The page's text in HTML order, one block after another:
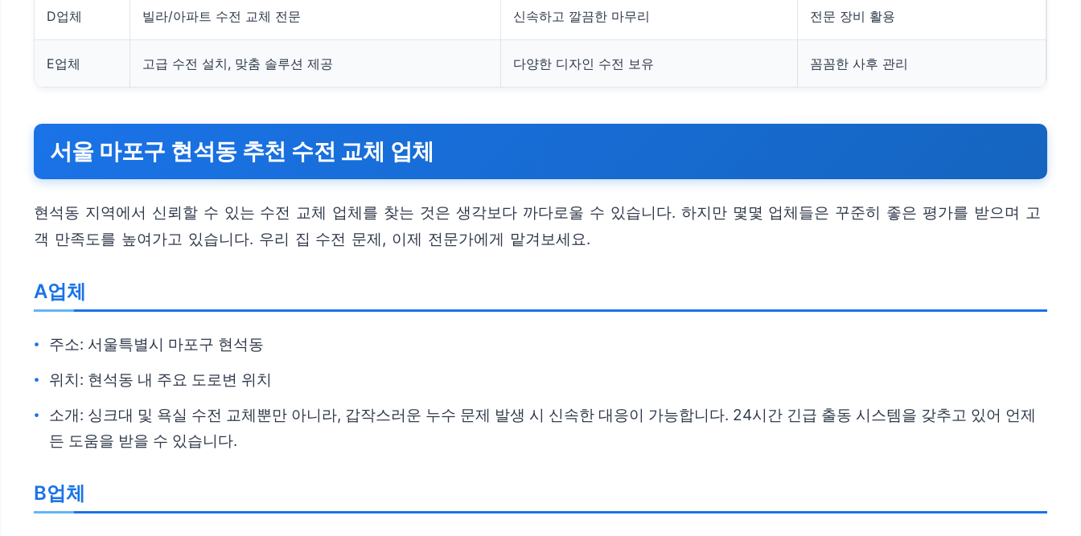
D업체 빌라/아파트 수전 교체 전문 신속하고 깔끔한 마무리 전문 장비 활용
E업체 고급 수전 설치, 맞춤 솔루션 제공 다양한 디자인 수전 보유 꼼꼼한 사후 관리
서울 마포구 현석동 추천 수전 교체 업체
현석동 지역에서 신뢰할 수 있는 수전 교체 업체를 찾는 것은 생각보다 까다로울 수 있습니다. 하지만 몇몇 업체들은 꾸준히 좋은 평가를 받으며 고
객 만족도를 높여가고 있습니다. 우리 집 수전 문제, 이제 전문가에게 맡겨보세요.
A업체
주소: 서울특별시 마포구 현석동
위치: 현석동 내 주요 도로변 위치
소개: 싱크대 및 욕실 수전 교체뿐만 아니라, 갑작스러운 누수 문제 발생 시 신속한 대응이 가능합니다. 24시간 긴급 출동 시스템을 갖추고 있어 언제
든 도움을 받을 수 있습니다.
B업체